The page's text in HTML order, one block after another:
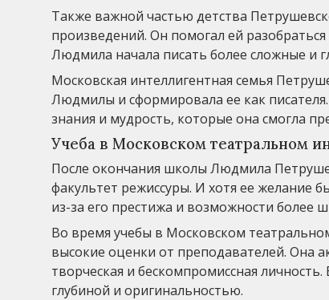
Также важной частью детства
произведений. Он помогал ей
Людмила начала писать более сложные и
Московская интеллигентная семья
Людмилы и сформировала ее как
знания и мудрость, которые она смогла
Учеба в Московском театральном
После окончания школы Людмила
факультет режиссуры. И хотя ее желание
из-за его престижа и возможности более
Во время учебы в Московском
высокие оценки от преподавателей. Она
творческая и бескомпромиссная
глубиной и оригинальностью.